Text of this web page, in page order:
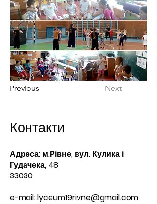
Previous Next
Контакти
Адреса: м.Рівне, вул. Кулика і
Гудачека, 48
33030
e-mail:lyceum19rivne@gmail.com